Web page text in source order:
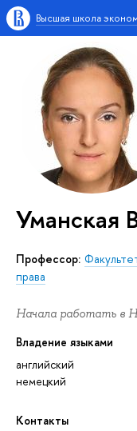
Высшая школа
Уманская
Профессор:
права
Начала работать в
Владение языками
английский
немецкий
Контакты